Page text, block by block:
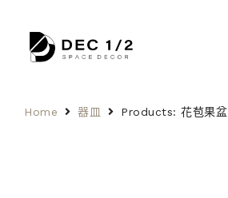
Home 器皿 Products: 花苞果盆